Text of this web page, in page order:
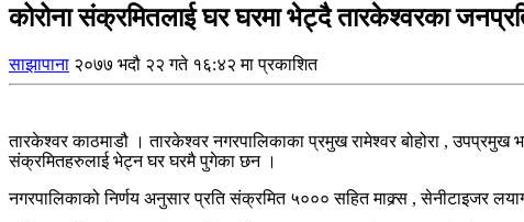
कोरोना संक्रमितलाई घर घरमा भेट्दै तारकेश्वरका
साझापाना २०७७ भदौ २२ गते १६:४२ मा प्रकाशित
तारकेश्वर काठमाडौ । तारकेश्वर नगरपालिकाका प्रमुख रामेश्वर बोहोरा ,
संक्रमितहरुलाई भेट्न घर घरमै पुगेका छन ।
नगरपालिकाको निर्णय अनुसार प्रति संक्रमित ५००० सहित माक्र्स , सेनीटाइजर